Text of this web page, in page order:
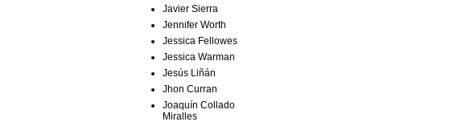
Javier Sierra
Jennifer Worth
Jessica Fellowes
Jessica Warman
Jesús Liñán
Jhon Curran
Joaquín Collado
Miralles